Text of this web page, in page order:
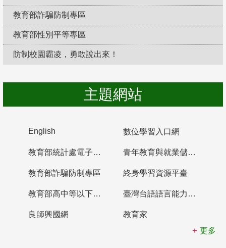
教育部詐騙防制專區
教育部性別平等專區
防制校園霸凌，勇敢說出來！
主題網站
English 數位學習入口網
教育部統計處電子書櫃 青年教育與就業儲蓄帳戶
教育部詐騙防制專區 終身學習資源平臺
教育部高中等以下學校及幼兒園教師資格檢定考試 臺灣台語語言能力認證網站
良師興國網
教育家
更多